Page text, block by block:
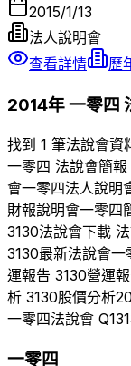
2015/1/13
法人說明會
查看詳情
歷
2014年一零四
找到 1 筆法說會資
一零四 法說會簡報
會一零四法人說明
財報說明會一零四
3130法說會下載
3130最新法說會一
運報告 3130營運
析 3130股價分析
一零四法說會 Q1
一零四